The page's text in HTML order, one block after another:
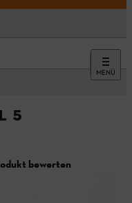
MENÜ
5
bewerten